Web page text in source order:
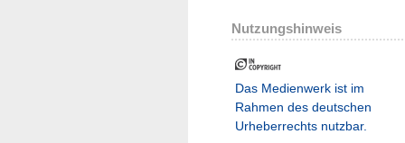
Nutzungshinweis
Das Medienwerk ist im
Rahmen des deutschen
Urheberrechts nutzbar.